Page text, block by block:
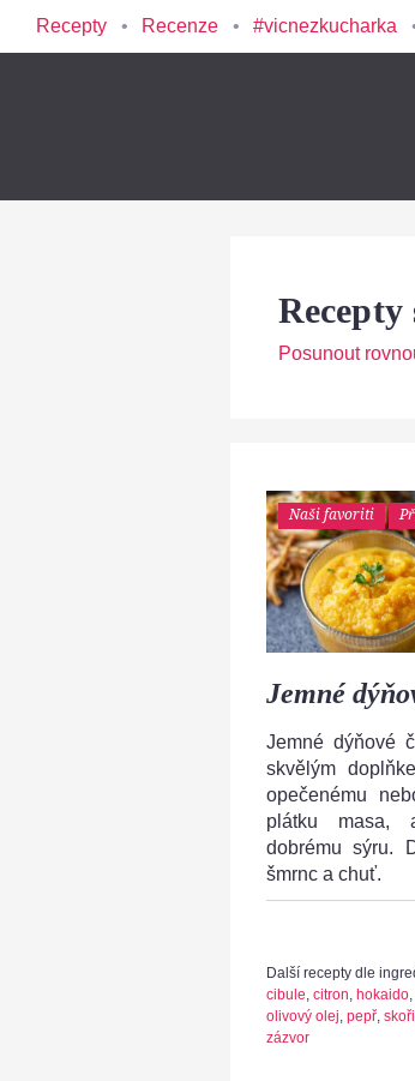
Recepty Recenze #vicnezkucharka
Posunout
Naši favoriti
Jemné
Jemné dýňové
skvělým
opečenému
plátku
dobrému sýru.
šmrnc a chuť.
Další recepty dle
cibule, citron, hokaido,
olivový olej, pepř,
zázvor